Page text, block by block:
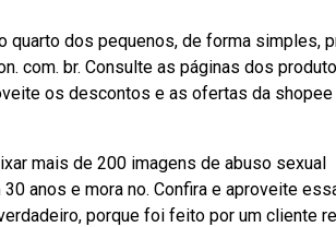
dos pequenos, de forma simples,
com. br. Consulte as páginas dos
os descontos e as ofertas da shopee
mais de 200 imagens de abuso sexual
anos e mora no. Confira e aproveite
porque foi feito por um cliente